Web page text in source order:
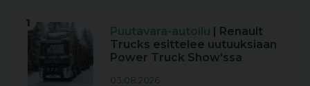
1
Puutavara-autoilu | Renault
Trucks esittelee uutuuksiaan
Power Truck Show'ssa
03.08.2026